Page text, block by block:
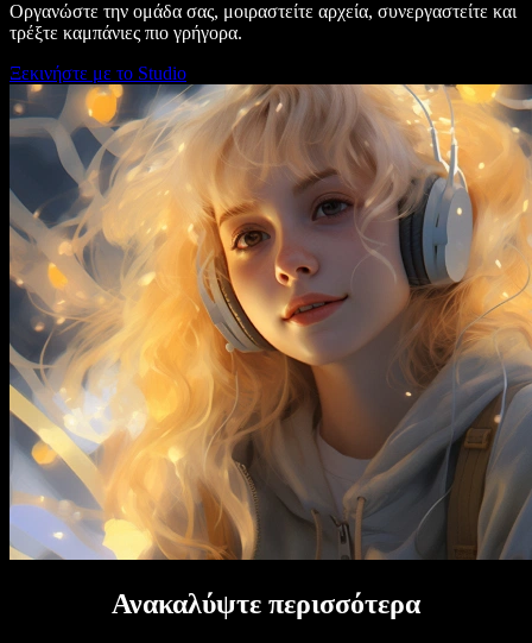
Οργανώστε την ομάδα σας, μοιραστείτε αρχεία, συνεργαστείτε και
τρέξτε καμπάνιες πιο γρήγορα.
Ξεκινήστε με το Studio
Ανακαλύψτε περισσότερα